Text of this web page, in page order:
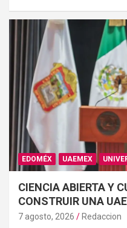
EDOMÉX UAEMEX
CIENCIA ABIERTA Y
CONSTRUIR UNA
7 agosto, 2026 Redaccion